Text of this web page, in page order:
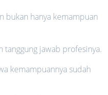
bukan hanya kemampuan
jawab profesinya.
kemampuannya sudah